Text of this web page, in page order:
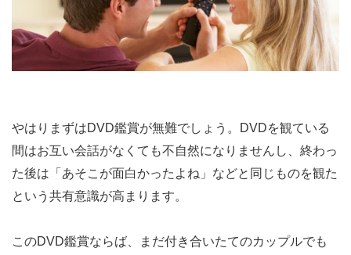
やはりまずはDVD鑑賞が無難でしょう。DVDを観ている
間はお互い会話がなくても不自然になりませんし、終わっ
た後は「あそこが面白かったよね」などと同じものを観た
という共有意識が高まります。
このDVD鑑賞ならば、まだ付き合いたてのカップルでも